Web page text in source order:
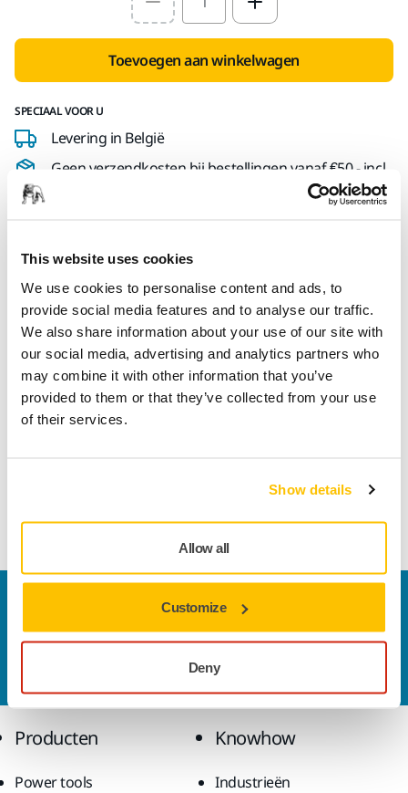
This website uses cookies
We use cookies to personalise content and ads, to
provide social media features and to analyse our traffic.
We also share information about your use of our site with
our social media, advertising and analytics partners who
may combine it with other information that you’ve
provided to them or that they’ve collected from your use
of their services.
Show details
Allow all
Customize
Deny
Select quantity value
Toevoegen aan winkelwagen
SPECIAAL VOOR U
Levering in België
Geen verzendkosten bij bestellingen vanaf €50,- incl.
Track & Trace
Technische details
Lengte 227 mm
Wilt u meer weten?Neem contact met ons op.Ons
Producten
Power tools
Knowhow
Industrieën